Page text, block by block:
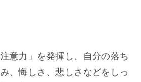
意力」を発揮し、自分の落ち
、悔しさ、悲しさなどをしっ